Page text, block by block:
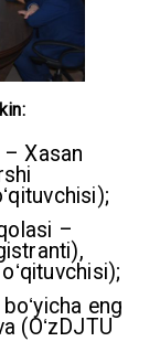
Xasan
–
eng
(OʻzDJTU